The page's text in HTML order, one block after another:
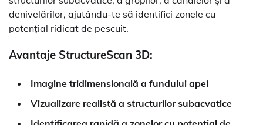
denivelărilor, ajutându-te să identifici zonele cu
potențial ridicat de pescuit.
Avantaje StructureScan 3D:
Imagine tridimensională a fundului apei
Vizualizare realistă a structurilor subacvatice